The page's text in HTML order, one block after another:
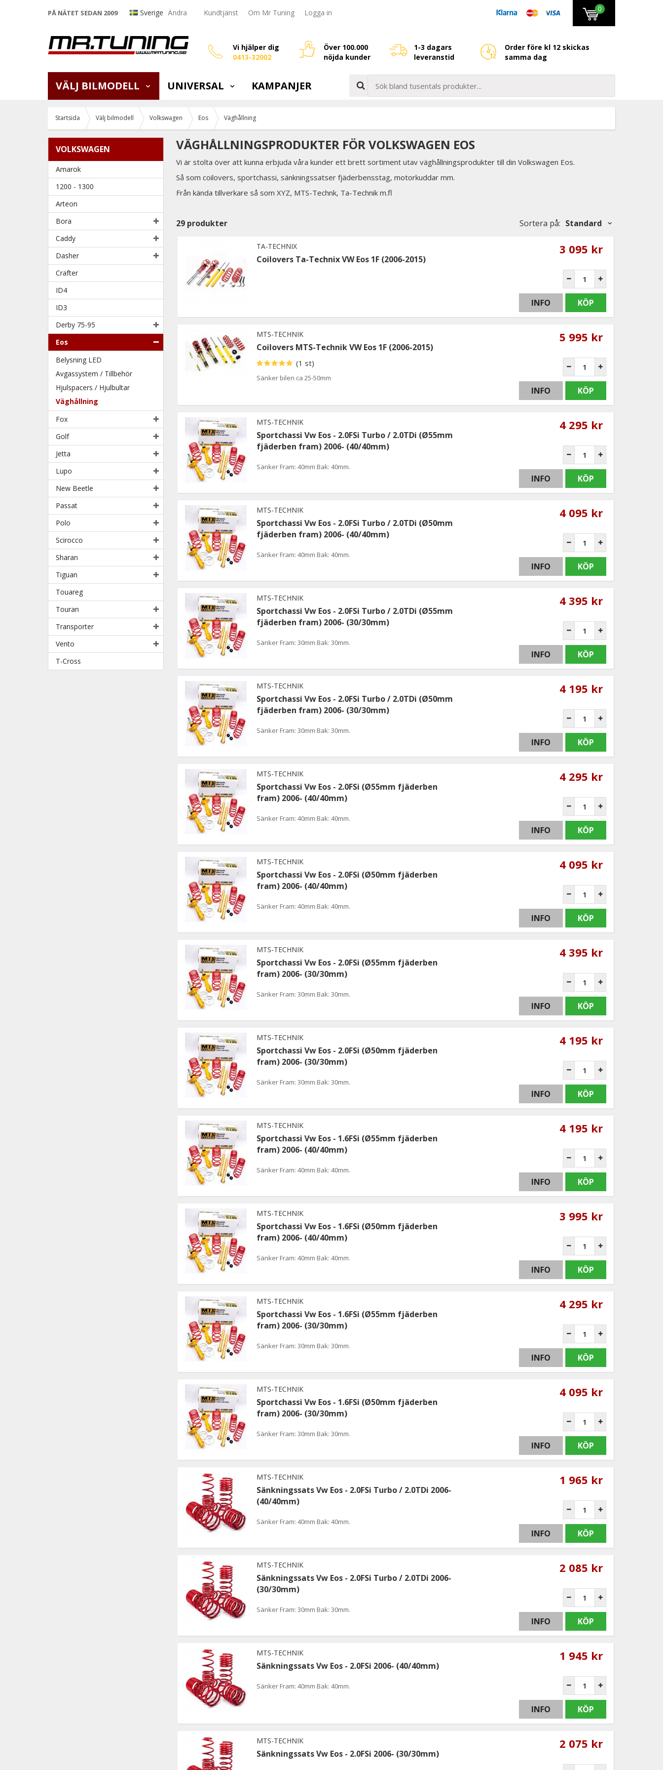
PÅ NÄTET SEDAN 2009 Sverige Ändra Kundtjänst Om Mr Tuning Logga in 0
Vi hjälper dig
0413-32002
Över 100.000
nöjda kunder
1-3 dagars
leveranstid
Order före kl 12 skickas
samma dag
VÄLJ BILMODELL UNIVERSAL KAMPANJER
Startsida Välj bilmodell Volkswagen Eos Väghållning
VOLKSWAGEN
Amarok
1200 - 1300
Arteon
Bora
Caddy
Dasher
Crafter
ID4
ID3
Derby 75-95
Eos
Belysning LED
Avgassystem / Tillbehör
Hjulspacers / Hjulbultar
Väghållning
Fox
Golf
Jetta
Lupo
New Beetle
Passat
Polo
Scirocco
Sharan
Tiguan
Touareg
Touran
Transporter
Vento
T-Cross
VÄGHÅLLNINGSPRODUKTER FÖR VOLKSWAGEN EOS
Vi är stolta över att kunna erbjuda våra kunder ett brett sortiment utav väghållningsprodukter till din Volkswagen Eos.
Så som coilovers, sportchassi, sänkningssatser fjäderbensstag, motorkuddar mm.
Från kända tillverkare så som XYZ, MTS-Technk, Ta-Technik m.fl
29 produkter Sortera på: Standard
TA-TECHNIX
Coilovers Ta-Technix VW Eos 1F (2006-2015)
3 095 kr
INFO KÖP
MTS-TECHNIK
Coilovers MTS-Technik VW Eos 1F (2006-2015)
(1 st)
Sänker bilen ca 25-50mm
5 995 kr
INFO KÖP
MTS-TECHNIK
Sportchassi Vw Eos - 2.0FSi Turbo / 2.0TDi (Ø55mm
fjäderben fram) 2006- (40/40mm)
Sänker Fram: 40mm Bak: 40mm.
4 295 kr
INFO KÖP
MTS-TECHNIK
Sportchassi Vw Eos - 2.0FSi Turbo / 2.0TDi (Ø50mm
fjäderben fram) 2006- (40/40mm)
Sänker Fram: 40mm Bak: 40mm.
4 095 kr
INFO KÖP
MTS-TECHNIK
Sportchassi Vw Eos - 2.0FSi Turbo / 2.0TDi (Ø55mm
fjäderben fram) 2006- (30/30mm)
Sänker Fram: 30mm Bak: 30mm.
4 395 kr
INFO KÖP
MTS-TECHNIK
Sportchassi Vw Eos - 2.0FSi Turbo / 2.0TDi (Ø50mm
fjäderben fram) 2006- (30/30mm)
Sänker Fram: 30mm Bak: 30mm.
4 195 kr
INFO KÖP
MTS-TECHNIK
Sportchassi Vw Eos - 2.0FSi (Ø55mm fjäderben
fram) 2006- (40/40mm)
Sänker Fram: 40mm Bak: 40mm.
4 295 kr
INFO KÖP
MTS-TECHNIK
Sportchassi Vw Eos - 2.0FSi (Ø50mm fjäderben
fram) 2006- (40/40mm)
Sänker Fram: 40mm Bak: 40mm.
4 095 kr
INFO KÖP
MTS-TECHNIK
Sportchassi Vw Eos - 2.0FSi (Ø55mm fjäderben
fram) 2006- (30/30mm)
Sänker Fram: 30mm Bak: 30mm.
4 395 kr
INFO KÖP
MTS-TECHNIK
Sportchassi Vw Eos - 2.0FSi (Ø50mm fjäderben
fram) 2006- (30/30mm)
Sänker Fram: 30mm Bak: 30mm.
4 195 kr
INFO KÖP
MTS-TECHNIK
Sportchassi Vw Eos - 1.6FSi (Ø55mm fjäderben
fram) 2006- (40/40mm)
Sänker Fram: 40mm Bak: 40mm.
4 195 kr
INFO KÖP
MTS-TECHNIK
Sportchassi Vw Eos - 1.6FSi (Ø50mm fjäderben
fram) 2006- (40/40mm)
Sänker Fram: 40mm Bak: 40mm.
3 995 kr
INFO KÖP
MTS-TECHNIK
Sportchassi Vw Eos - 1.6FSi (Ø55mm fjäderben
fram) 2006- (30/30mm)
Sänker Fram: 30mm Bak: 30mm.
4 295 kr
INFO KÖP
MTS-TECHNIK
Sportchassi Vw Eos - 1.6FSi (Ø50mm fjäderben
fram) 2006- (30/30mm)
Sänker Fram: 30mm Bak: 30mm.
4 095 kr
INFO KÖP
MTS-TECHNIK
Sänkningssats Vw Eos - 2.0FSi Turbo / 2.0TDi 2006-
(40/40mm)
Sänker Fram: 40mm Bak: 40mm.
1 965 kr
INFO KÖP
MTS-TECHNIK
Sänkningssats Vw Eos - 2.0FSi Turbo / 2.0TDi 2006-
(30/30mm)
Sänker Fram: 30mm Bak: 30mm.
2 085 kr
INFO KÖP
MTS-TECHNIK
Sänkningssats Vw Eos - 2.0FSi 2006- (40/40mm)
Sänker Fram: 40mm Bak: 40mm.
1 945 kr
INFO KÖP
MTS-TECHNIK
Sänkningssats Vw Eos - 2.0FSi 2006- (30/30mm)
2 075 kr